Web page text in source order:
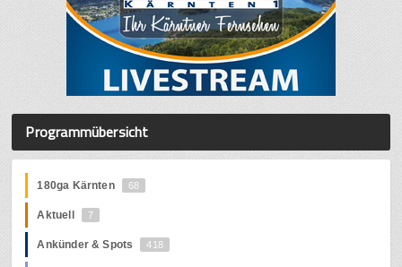
Programmübersicht
180ga Kärnten 68
Aktuell 7
Ankünder & Spots 418